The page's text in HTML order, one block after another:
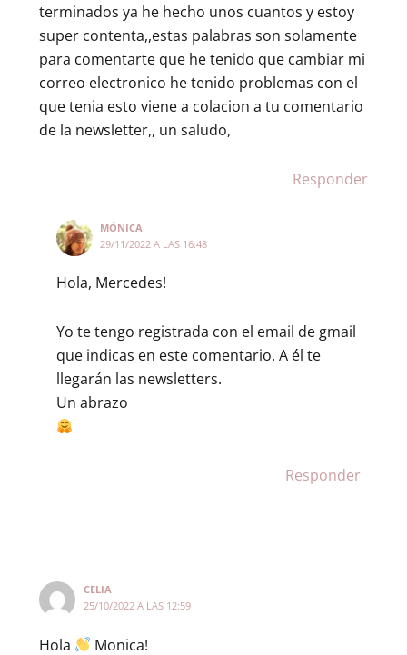
terminados ya he hecho unos cuantos y estoy
super contenta,,estas palabras son solamente
para comentarte que he tenido que cambiar mi
correo electronico he tenido problemas con el
que tenia esto viene a colacion a tu comentario
de la newsletter,, un saludo,
Responder
MÓNICA
29/11/2022 A LAS 16:48
Hola, Mercedes!
Yo te tengo registrada con el email de gmail
que indicas en este comentario. A él te
llegarán las newsletters.
Un abrazo
Responder
CELIA
25/10/2022 A LAS 12:59
Hola
Monica!